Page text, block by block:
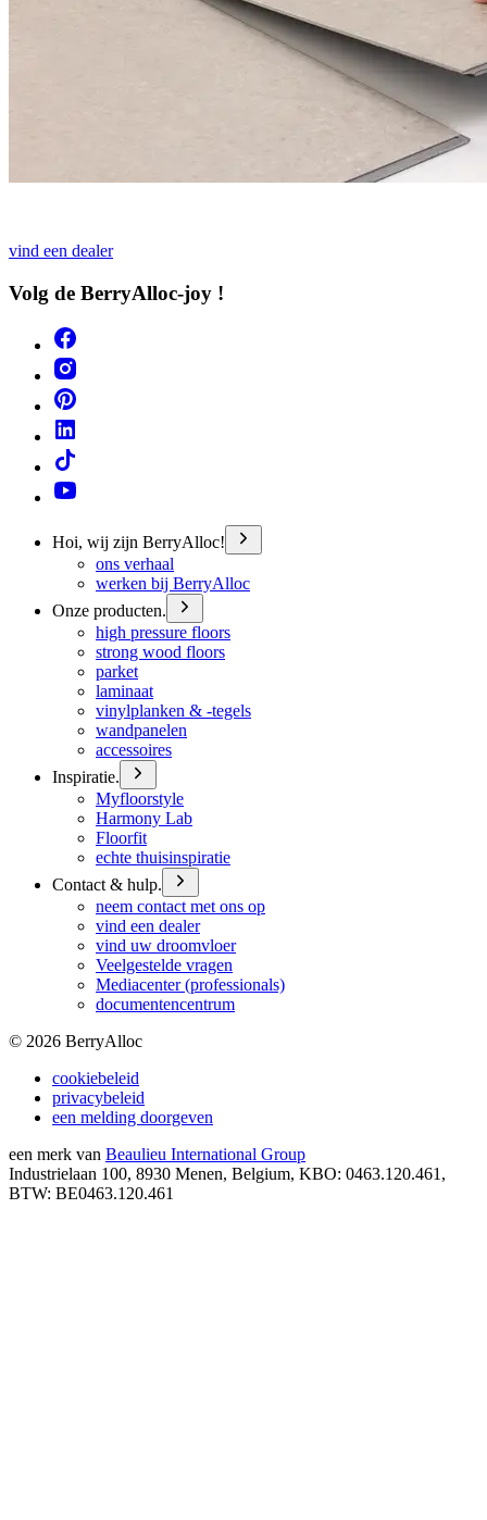
vind een dealer
Volg de BerryAlloc-joy !
Hoi, wij zijn BerryAlloc!
ons verhaal
werken bij BerryAlloc
Onze producten.
high pressure floors
strong wood floors
parket
laminaat
vinylplanken & -tegels
wandpanelen
accessoires
Inspiratie.
Myfloorstyle
Harmony Lab
Floorfit
echte thuisinspiratie
Contact & hulp.
neem contact met ons op
vind een dealer
vind uw droomvloer
Veelgestelde vragen
Mediacenter (professionals)
documentencentrum
© 2026 BerryAlloc
cookiebeleid
privacybeleid
een melding doorgeven
een merk van Beaulieu International Group
Industrielaan 100, 8930 Menen, Belgium, KBO: 0463.120.461,
BTW: BE0463.120.461